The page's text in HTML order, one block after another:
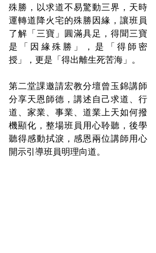
殊勝，以求道不易驚動三界，天時
運轉道降火宅的殊勝因緣，讓班員
了解「三寶」圓滿具足，得聞三寶
是「因緣殊勝」，是「得師密
授」，更是「得出離生死苦海」。
第二堂課邀請宏教分壇曾玉錦講師
分享天恩師德，講述自己求道、行
道、家業、事業、道業上天如何撥
機顯化，整場班員用心聆聽，後學
聽得感動拭淚，感恩兩位講師用心
開示引導班員明理向道。